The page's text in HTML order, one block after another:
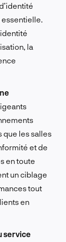
la
que les salles
et de
en toute
un ciblage
tout
en
service